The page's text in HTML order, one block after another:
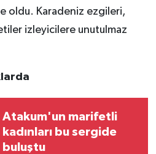
oldu. Karadeniz ezgileri,
izleyicilere unutulmaz
Atakum'un marifetli
kadınları bu sergide
buluştu